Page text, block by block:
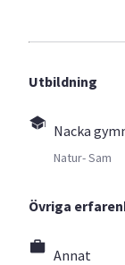
Utbildning
Nacka
Natur- Sam
Övriga
Annat